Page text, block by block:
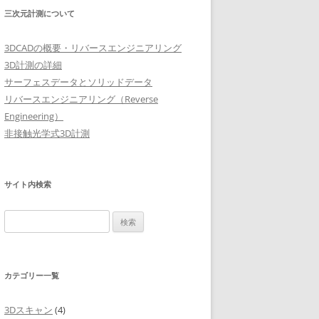
三次元計測について
3DCADの概要・リバースエンジニアリング
3D計測の詳細
サーフェスデータとソリッドデータ
リバースエンジニアリング（Reverse
Engineering）
非接触光学式3D計測
サイト内検索
索:
カテゴリー一覧
3Dスキャン (4)